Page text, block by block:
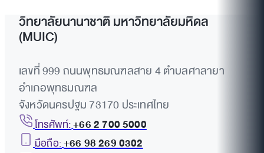
วิทยาลัยนานาชาติ มหาวิทยาลัยมหิดล
(MUIC)
เลขที่ 999 ถนนพุทธมณฑลสาย 4 ตำบลศาลายา
อำเภอพุทธมณฑล
จังหวัดนครปฐม 73170 ประเทศไทย
โทรศัพท์:+66 2 700 5000
มือถือ:+66 98 269 0302